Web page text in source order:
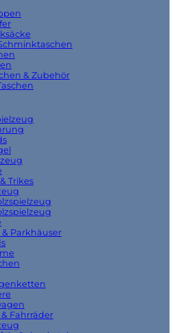
& Zubehör
Trikes
& Parkhäuser
Fahrräder